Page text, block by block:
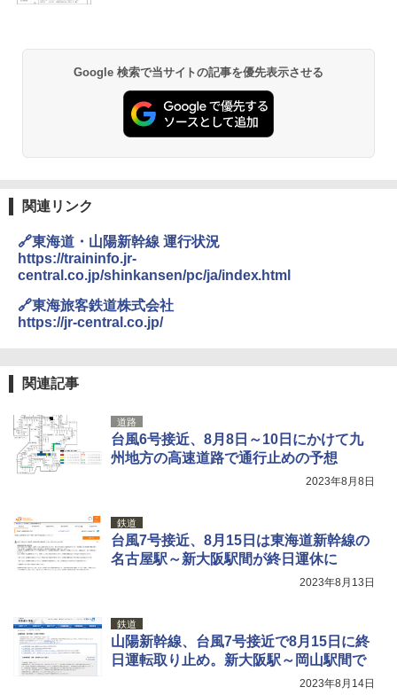
Google 検索で当サイトの記事を優先表示させる
関連リンク
🔗東海道・山陽新幹線 運行状況
https://traininfo.jr-
central.co.jp/shinkansen/pc/ja/index.html
🔗東海旅客鉄道株式会社
https://jr-central.co.jp/
関連記事
道路
台風6号接近、8月8日～10日にかけて九
州地方の高速道路で通行止めの予想
2023年8月8日
鉄道
台風7号接近、8月15日は東海道新幹線の
名古屋駅～新大阪駅間が終日運休に
2023年8月13日
鉄道
山陽新幹線、台風7号接近で8月15日に終
日運転取り止め。新大阪駅～岡山駅間で
2023年8月14日